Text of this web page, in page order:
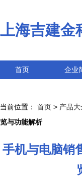
上海吉建金
首页 企业
当前位置： 首页 > 产品大
览与功能解析
手机与电脑销